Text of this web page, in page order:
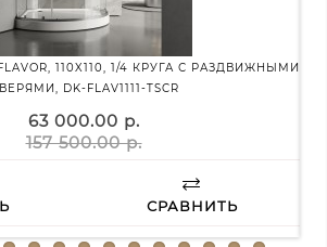
110X110, 1/4 КРУГА С РАЗДВИЖНЫМИ
DK-FLAV1111-TSCR
63 000.00 р.
157 500.00 р.
СРАВНИТЬ